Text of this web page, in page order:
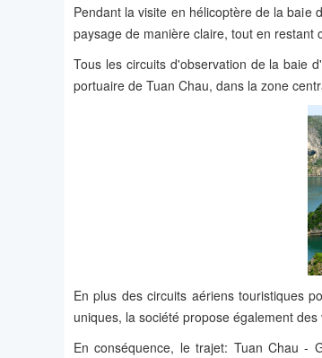
Pendant la visite en hélicoptère de la baie
paysage de manière claire, tout en
Tous les circuits d'observation de la baie
portuaire de Tuan Chau, dans la zone
En plus des circuits aériens touristiques
uniques, la société propose également
En conséquence, le trajet: Tuan Chau -